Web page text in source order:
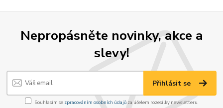
Nepropásněte novinky, akce a
slevy!
Přihlásit se
Souhlasím se zpracováním osobních údajůza účelem rozesílky newsletteru.